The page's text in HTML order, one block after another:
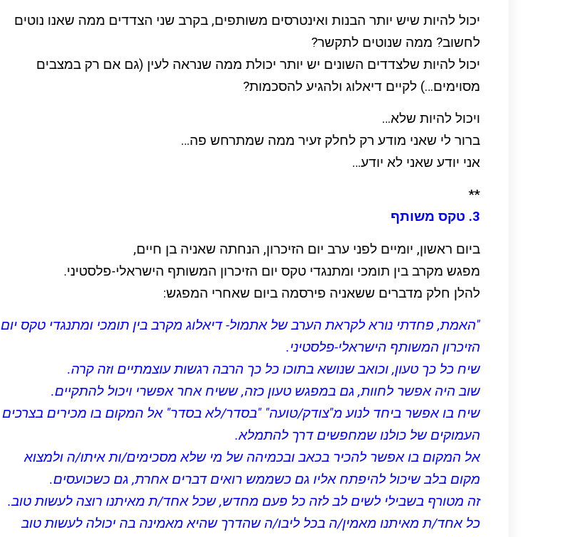
יכול להיות שיש יותר הבנות ואינטרסים משותפים, בקרב שני הצדדים ממה שאנו נוטים
לחשוב? ממה שנוטים לתקשר?
יכול להיות שלצדדים השונים יש יותר יכולת ממה שנראה לעין (גם אם רק במצבים
מסוימים…) לקיים דיאלוג ולהגיע להסכמות?
ויכול להיות שלא…
ברור לי שאני מודע רק לחלק זעיר ממה שמתרחש פה…
אני יודע שאני לא יודע…
**
3. טקס משותף
ביום ראשון, יומיים לפני ערב יום הזיכרון, הנחתה שאניה בן חיים,
מפגש מקרב בין תומכי ומתנגדי טקס יום הזיכרון המשותף הישראלי-פלסטיני.
להלן חלק מדברים ששאניה פירסמה ביום שאחרי המפגש:
"האמת, פחדתי נורא לקראת הערב של אתמול- דיאלוג מקרב בין תומכי ומתנגדי טקס יום
הזיכרון המשותף הישראלי-פלסטיני.
שיח כל כך טעון, וכואב שנושא בתוכו כל כך הרבה רגשות עוצמתיים וזה קרה.
שוב היה אפשר לחוות, גם במפגש טעון כזה, ששיח אחר אפשרי ויכול להתקיים.
שיח בו אפשר ביחד לנוע מ"צודק/טועה" "בסדר/לא בסדר" אל המקום בו מכירים בצרכים
העמוקים של כולנו שמחפשים דרך להתמלא.
אל המקום בו אפשר להכיר בכאב ובכמיהה של מי שלא מסכימים/ות איתו/ה ולמצוא
מקום בלב שיכול להיפתח אליו גם כשממש רואים דברים אחרת, גם כשכועסים.
זה מטורף בשבילי לשים לב לזה כל פעם מחדש, שכל אחד/ת מאיתנו רוצה לעשות טוב.
כל אחד/ת מאיתנו מאמין/ה בכל ליבו/ה שהדרך שהיא מאמינה בה יכולה לעשות טוב